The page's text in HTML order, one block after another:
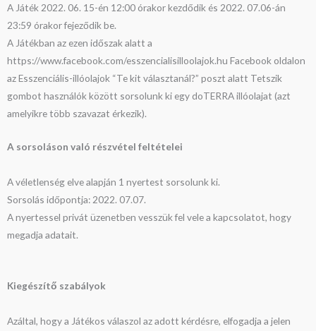
A Játék 2022. 06. 15-én 12:00 órakor kezdődik és 2022. 07.06-án
23:59 órakor fejeződik be.
A Játékban az ezen időszak alatt a
https://www.facebook.com/esszencialisilloolajok.hu Facebook oldalon
az Esszenciális-illóolajok “Te kit választanál?” poszt alatt Tetszik
gombot használók között sorsolunk ki egy doTERRA illóolajat (azt
amelyikre több szavazat érkezik).
A sorsoláson való részvétel feltételei
A véletlenség elve alapján 1 nyertest sorsolunk ki.
Sorsolás időpontja: 2022. 07.07.
A nyertessel privát üzenetben vesszük fel vele a kapcsolatot, hogy
megadja adatait.
Kiegészítő szabályok
Azáltal, hogy a Játékos válaszol az adott kérdésre, elfogadja a jelen